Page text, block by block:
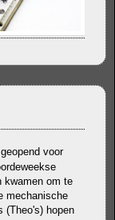
voor
kwamen om te
mechanische
(Theo's) hopen